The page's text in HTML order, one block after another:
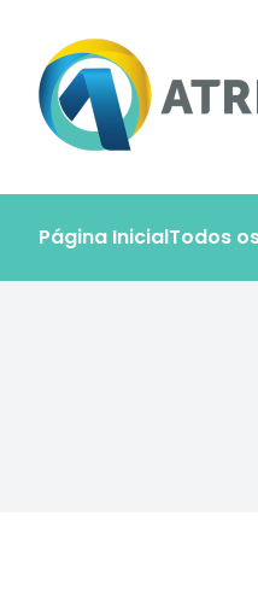
Atricon - Portal de
Página InicialTodos